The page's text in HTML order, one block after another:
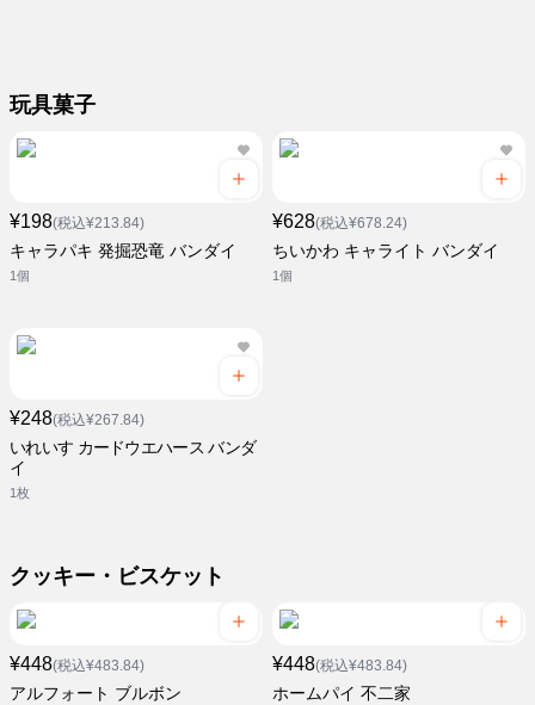
玩具菓子
¥198(税込¥213.84)
キャラパキ 発掘恐竜 バンダイ
1個
¥628(税込¥678.24)
ちいかわ キャライト バンダイ
1個
¥248(税込¥267.84)
いれいす カードウエハース バンダ
イ
1枚
クッキー・ビスケット
¥448(税込¥483.84)
アルフォート ブルボン
¥448(税込¥483.84)
ホームパイ 不二家